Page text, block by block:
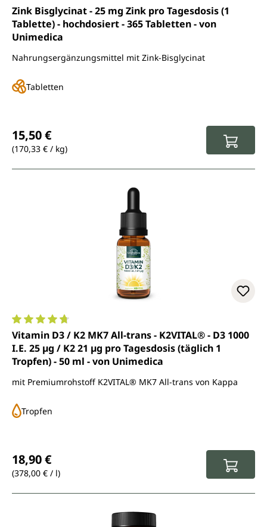
Durchschnittliche Bewertung von 4.8 von 5 Sternen
Zink Bisglycinat - 25 mg Zink pro Tagesdosis (1
Tablette) - hochdosiert - 365 Tabletten - von
Unimedica
Nahrungsergänzungsmittel mit Zink-Bisglycinat
Tabletten
15,50 €
(170,33 € / kg)
Durchschnittliche Bewertung von 4.8 von 5 Sternen
Vitamin D3 / K2 MK7 All-trans - K2VITAL® - D3 1000
I.E. 25 µg / K2 21 µg pro Tagesdosis (täglich 1
Tropfen) - 50 ml - von Unimedica
mit Premiumrohstoff K2VITAL® MK7 All-trans von Kappa
Tropfen
18,90 €
(378,00 € / l)